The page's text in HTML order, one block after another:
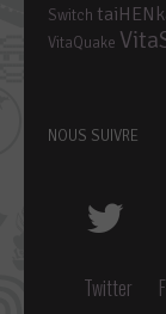
Switch
VitaQuake
NOUS SUIVRE
Twitter